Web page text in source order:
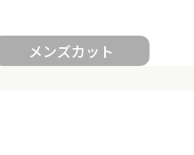
メンズカット